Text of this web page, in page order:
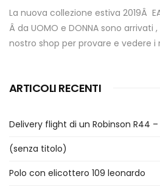
La nuova collezione estiva 2019Â
Â da UOMO e DONNA sono
nostro shop per provare e vedere i
ARTICOLI RECENTI
Delivery flight di un Robinson R44
(senza titolo)
Polo con elicottero 109 leonardo